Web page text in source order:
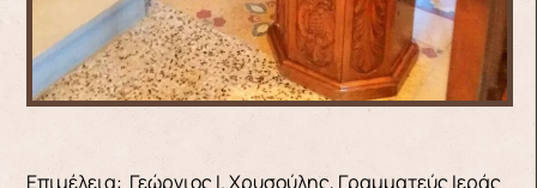
Επιμέλεια: Γεώργιος Ι. Χρυσούλης, Γραμματεύς Ιεράς